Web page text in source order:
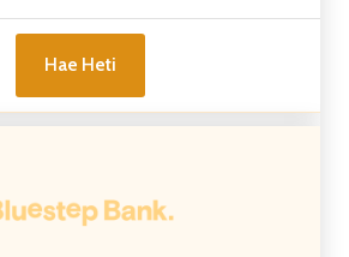
Hae Heti